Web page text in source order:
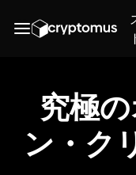
究極
ン・ク